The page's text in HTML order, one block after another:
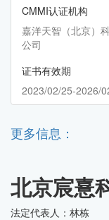
CMMI认证机构
嘉洋天智（北京）
公司
证书有效期
2023/02/25-2026/
更多信息：
北京宸憙
法定代表人：林栋